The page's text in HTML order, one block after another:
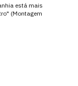
está mais
(Montagem